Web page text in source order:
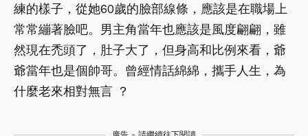
練的樣子，從她60歲的臉部線條，應該是在職場上
常常繃著臉吧。男主角當年也應該是風度翩翩，雖
然現在禿頭了，肚子大了，但身高和比例來看，爺
爺當年也是個帥哥。曾經情話綿綿，攜手人生，為
什麼老來相對無言 ？